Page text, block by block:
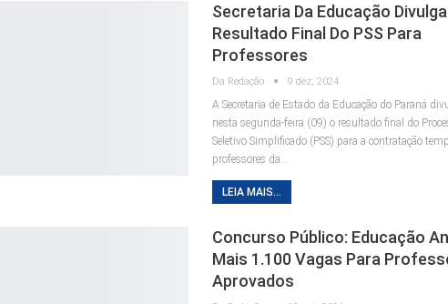
Secretaria Da Educação Divulga
Resultado Final Do PSS Para
Professores
Da Redação 9 dez, 2024
A Secretaria de Estado da Educação do Paraná
nesta segunda-feira (09) o resultado final do
Seletivo Simplificado (PSS) para a contratação
professores da…
LEIA MAIS...
Concurso Público: Educação
Mais 1.100 Vagas Para
Aprovados